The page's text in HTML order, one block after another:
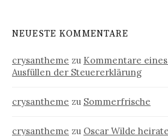
NEUESTE KOMMENTARE
crysantheme zu Kommentare
Ausfüllen der Steuererklärung
crysantheme zu Sommerfrische
crysantheme zu Oscar Wilde